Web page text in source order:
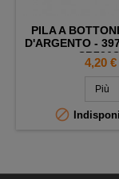
PILA A
D'ARGENTO -
- Prezzo
4,20 €
Più
